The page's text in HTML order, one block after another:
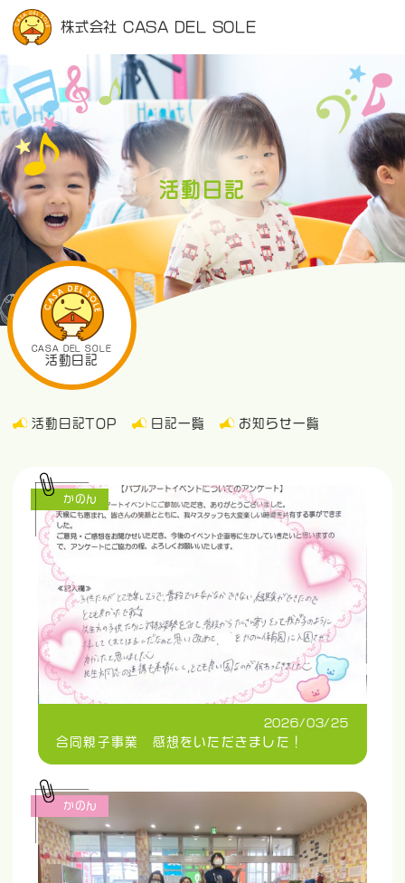
株式会社 CASA DEL SOLE
活動日記
CASA DEL SOLE
活動日記
活動日記TOP 日記一覧 お知らせ一覧
2026/03/25
合同親子事業 感想をいただきました！
かのん
かのん